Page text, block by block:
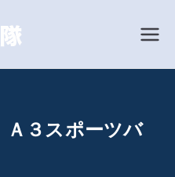
岡山で車
えば！岡
あなたの愛車を世界相
場で買い取ります！
３スポーツバ